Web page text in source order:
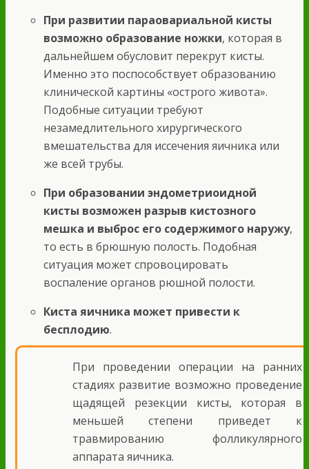
При развитии параовариальной кисты
возможно образование ножки, которая в
дальнейшем обусловит перекрут кисты.
Именно это поспособствует образованию
клинической картины «острого живота».
Подобные ситуации требуют
незамедлительного хирургического
вмешательства для иссечения яичника или
же всей трубы.
При образовании эндометриоидной
кисты возможен разрыв кистозного
мешка и выброс его содержимого наружу,
то есть в брюшную полость. Подобная
ситуация может спровоцировать
воспаление органов рюшной полости.
Киста яичника может привести к
бесплодию.
При проведении операции на ранних
стадиях развитие возможно проведение
щадящей резекции кисты, которая в
меньшей степени приведет к
травмированию фолликулярного
аппарата яичника.